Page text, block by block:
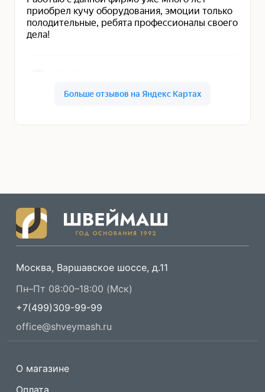
Москва, Варшавское шоссе, д.11
Пн–Пт 08:00–18:00 (Мск)
+7(499)309-99-99
office@shveymash.ru
О магазине